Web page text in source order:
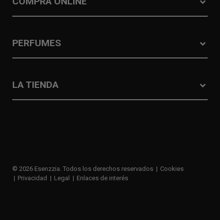
PERFUMES
LA TIENDA
© 2026 Esenzzia. Todos los derechos reservados
Cookies
Privacidad
Legal Enlaces de interés